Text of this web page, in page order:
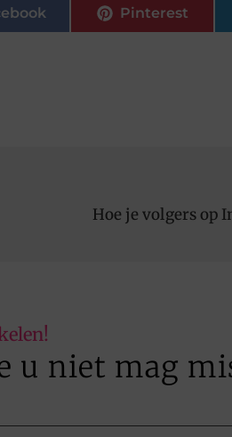
Pinterest
Hoe je volgers op
u niet mag